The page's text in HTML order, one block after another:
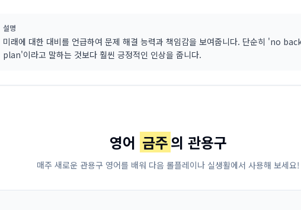
설명
미래에 대한 대비를 언급하여 문제 해결 능력과 책임감을 보여줍니다. 단순히 'no
plan'이라고 말하는 것보다 훨씬 긍정적인 인상을 줍니다.
영어 금주의 관용구
매주 새로운 관용구 영어를 배워 다음 롤플레이나 실생활에서 사용해 보세요!